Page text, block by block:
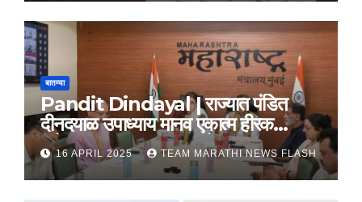
बातम्या
Pandit Dindayal | राज्यात पंडित
दीनदयाळ उपाध्याय मानव एकात्म हीरक
महोत्सव, 22-25 दरम्यान होणार साजरा
16 APRIL 2025 TEAM MARATHI NEWS FLASH